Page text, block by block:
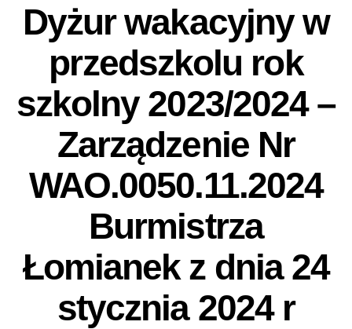
Dyżur wakacyjny w
przedszkolu rok
szkolny 2023/2024 –
Zarządzenie Nr
WAO.0050.11.2024
Burmistrza
Łomianek z dnia 24
stycznia 2024 r